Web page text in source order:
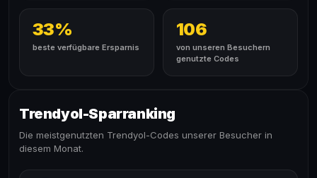
33%
beste verfügbare Ersparnis
106
von unseren Besuchern
genutzte Codes
Trendyol-Sparranking
Die meistgenutzten Trendyol-Codes unserer Besucher in
diesem Monat.